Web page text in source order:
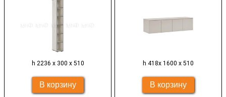
h 2236 х 300 х 510 h 418х 1600 х 510